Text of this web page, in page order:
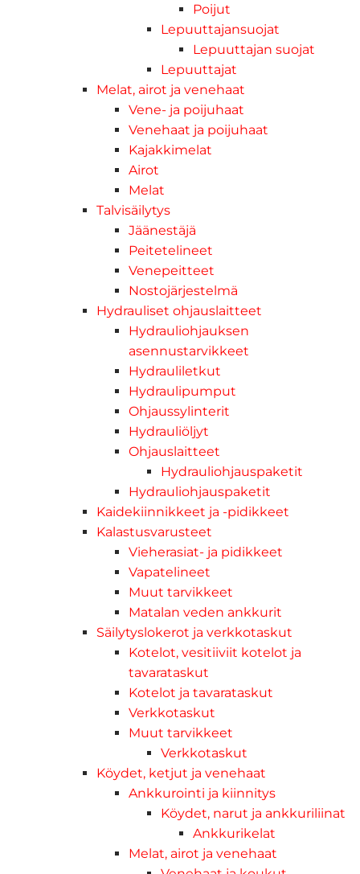
Poijut
Lepuuttajansuojat
Lepuuttajan suojat
Lepuuttajat
Melat, airot ja venehaat
Vene- ja poijuhaat
Venehaat ja poijuhaat
Kajakkimelat
Airot
Melat
Talvisäilytys
Jäänestäjä
Peitetelineet
Venepeitteet
Nostojärjestelmä
Hydrauliset ohjauslaitteet
Hydrauliohjauksen
asennustarvikkeet
Hydrauliletkut
Hydraulipumput
Ohjaussylinterit
Hydrauliöljyt
Ohjauslaitteet
Hydrauliohjauspaketit
Hydrauliohjauspaketit
Kaidekiinnikkeet ja -pidikkeet
Kalastusvarusteet
Vieherasiat- ja pidikkeet
Vapatelineet
Muut tarvikkeet
Matalan veden ankkurit
Säilytyslokerot ja verkkotaskut
Kotelot, vesitiiviit kotelot ja
tavarataskut
Kotelot ja tavarataskut
Verkkotaskut
Muut tarvikkeet
Verkkotaskut
Köydet, ketjut ja venehaat
Ankkurointi ja kiinnitys
Köydet, narut ja ankkuriliinat
Ankkurikelat
Melat, airot ja venehaat